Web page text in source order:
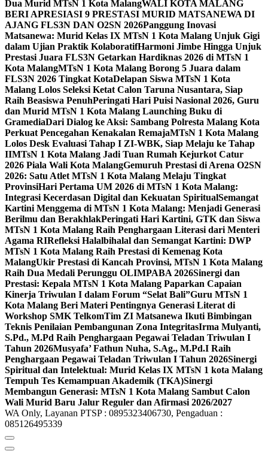
Dua Murid MTsN 1 Kota MalangWALI KOTA MALANG
BERI APRESIASI 9 PRESTASI MURID MATSANEWA DI
AJANG FLS3N DAN O2SN 2026Panggung Inovasi
Matsanewa: Murid Kelas IX MTsN 1 Kota Malang Unjuk Gigi
dalam Ujian Praktik KolaboratifHarmoni Jimbe Hingga Unjuk
Prestasi Juara FLS3N Getarkan Hardiknas 2026 di MTsN 1
Kota MalangMTsN 1 Kota Malang Borong 5 Juara dalam
FLS3N 2026 Tingkat KotaDelapan Siswa MTsN 1 Kota
Malang Lolos Seleksi Ketat Calon Taruna Nusantara, Siap
Raih Beasiswa PenuhPeringati Hari Puisi Nasional 2026, Guru
dan Murid MTsN 1 Kota Malang Launching Buku di
GramediaDari Dialog ke Aksi: Sambang Polresta Malang Kota
Perkuat Pencegahan Kenakalan RemajaMTsN 1 Kota Malang
Lolos Desk Evaluasi Tahap I ZI-WBK, Siap Melaju ke Tahap
IIMTsN 1 Kota Malang Jadi Tuan Rumah Kejurkot Catur
2026 Piala Wali Kota MalangGemuruh Prestasi di Arena O2SN
2026: Satu Atlet MTsN 1 Kota Malang Melaju Tingkat
ProvinsiHari Pertama UM 2026 di MTsN 1 Kota Malang:
Integrasi Kecerdasan Digital dan Kekuatan SpiritualSemangat
Kartini Menggema di MTsN 1 Kota Malang: Menjadi Generasi
Berilmu dan BerakhlakPeringati Hari Kartini, GTK dan Siswa
MTsN 1 Kota Malang Raih Penghargaan Literasi dari Menteri
Agama RIRefleksi Halalbihalal dan Semangat Kartini: DWP
MTsN 1 Kota Malang Raih Prestasi di Kemenag Kota
MalangUkir Prestasi di Kancah Provinsi, MTsN 1 Kota Malang
Raih Dua Medali Perunggu OLIMPABA 2026Sinergi dan
Prestasi: Kepala MTsN 1 Kota Malang Paparkan Capaian
Kinerja Triwulan I dalam Forum “Selat Bali”Guru MTsN 1
Kota Malang Beri Materi Pentingnya Generasi Literat di
Workshop SMK TelkomTim ZI Matsanewa Ikuti Bimbingan
Teknis Penilaian Pembangunan Zona IntegritasIrma Mulyanti,
S.Pd., M.Pd Raih Penghargaan Pegawai Teladan Triwulan I
Tahun 2026Musyafa’ Fathun Nuha, S.Ag., M.Pd.I Raih
Penghargaan Pegawai Teladan Triwulan I Tahun 2026Sinergi
Spiritual dan Intelektual: Murid Kelas IX MTsN 1 kota Malang
Tempuh Tes Kemampuan Akademik (TKA)Sinergi
Membangun Generasi: MTsN 1 Kota Malang Sambut Calon
Wali Murid Baru Jalur Reguler dan Afirmasi 2026/2027
WA Only, Layanan PTSP : 0895323406730, Pengaduan :
085126495339